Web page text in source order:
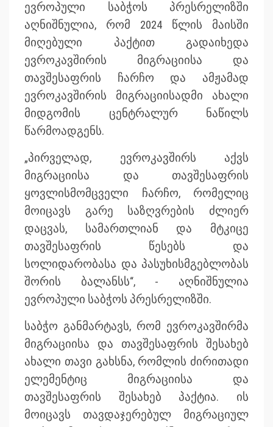
ევროპული საბჭოს პრესრელიზში
აღნიშნულია, რომ 2024 წლის მაისში
მიღებული პაქტით გადაიხედა
ევროკავშირის მიგრაციისა და
თავშესაფრის ჩარჩო და ამჟამად
ევროკავშირის მიგრაციისადმი ახალი
მიდგომის ცენტრალურ ნაწილს
წარმოადგენს.
„პირველად, ევროკავშირს აქვს
მიგრაციისა და თავშესაფრის
ყოვლისმომცველი ჩარჩო, რომელიც
მოიცავს გარე საზღვრების ძლიერ
დაცვას, სამართლიან და მტკიცე
თავშესაფრის წესებს და
სოლიდარობასა და პასუხისმგებლობას
შორის ბალანსს“, - აღნიშნულია
ევროპული საბჭოს პრესრელიზში.
საბჭო განმარტავს, რომ ევროკავშირმა
მიგრაციისა და თავშესაფრის შესახებ
ახალი თავი გახსნა, რომლის ძირითადი
ელემენტიც მიგრაციისა და
თავშესაფრის შესახებ პაქტია. ის
მოიცავს თავდაჯერებულ მიგრაციულ